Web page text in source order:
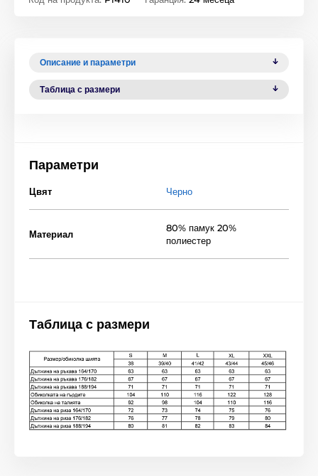
Описание и параметри
Таблица с размери
Параметри
Цвят Черно
Материал
80% памук 20%
полиестер
Таблица с размери